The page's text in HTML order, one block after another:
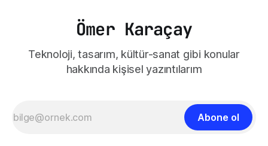
Ömer Karaçay
Teknoloji, tasarım, kültür-sanat gibi konular
hakkında kişisel yazıntılarım
Abone ol